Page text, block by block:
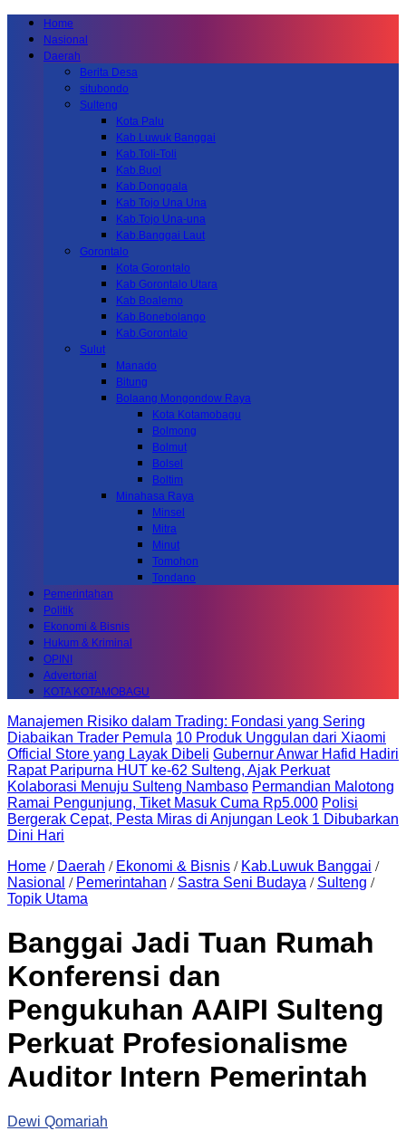
Home
Nasional
Daerah
Berita Desa
situbondo
Sulteng
Kota Palu
Kab.Luwuk Banggai
Kab.Toli-Toli
Kab.Buol
Kab.Donggala
Kab Tojo Una Una
Kab.Tojo Una-una
Kab.Banggai Laut
Gorontalo
Kota Gorontalo
Kab Gorontalo Utara
Kab Boalemo
Kab.Bonebolango
Kab.Gorontalo
Sulut
Manado
Bitung
Bolaang Mongondow Raya
Kota Kotamobagu
Bolmong
Bolmut
Bolsel
Boltim
Minahasa Raya
Minsel
Mitra
Minut
Tomohon
Tondano
Pemerintahan
Politik
Ekonomi & Bisnis
Hukum & Kriminal
OPINI
Advertorial
KOTA KOTAMOBAGU
Manajemen Risiko dalam Trading: Fondasi yang Sering
Diabaikan Trader Pemula 10 Produk Unggulan dari Xiaomi
Official Store yang Layak Dibeli Gubernur Anwar Hafid Hadiri
Rapat Paripurna HUT ke-62 Sulteng, Ajak Perkuat
Kolaborasi Menuju Sulteng Nambaso Permandian Malotong
Ramai Pengunjung, Tiket Masuk Cuma Rp5.000 Polisi
Bergerak Cepat, Pesta Miras di Anjungan Leok 1 Dibubarkan
Dini Hari
Home / Daerah / Ekonomi & Bisnis / Kab.Luwuk Banggai /
Nasional / Pemerintahan / Sastra Seni Budaya / Sulteng /
Topik Utama
Banggai Jadi Tuan Rumah
Konferensi dan
Pengukuhan AAIPI Sulteng
Perkuat Profesionalisme
Auditor Intern Pemerintah
Dewi Qomariah